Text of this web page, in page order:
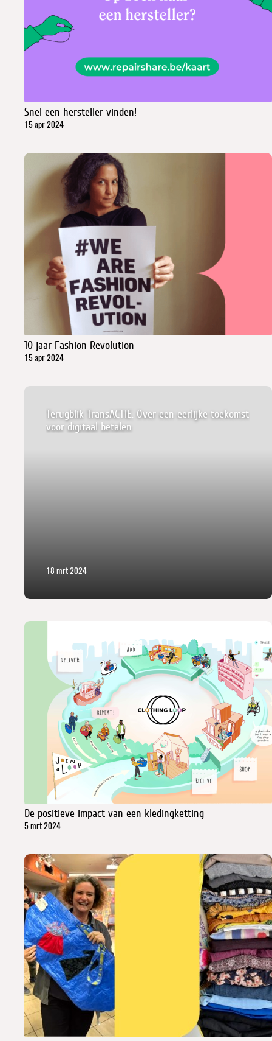
Snel een hersteller vinden!
15 apr 2024
10 jaar Fashion Revolution
15 apr 2024
Terugblik TransACTIE. Over een eerlijke toekomst
voor digitaal betalen
18 mrt 2024
De positieve impact van een kledingketting
5 mrt 2024